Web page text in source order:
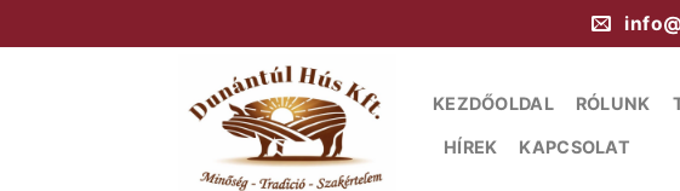
to
KEZDŐOLDAL RÓLUNK
HÍREK KAPCSOLAT